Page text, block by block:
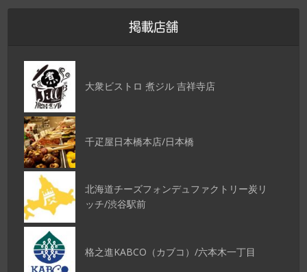
掲載店舗
大衆ビストロ 煮ジル 吉祥寺店
千疋屋日本橋本店/日本橋
北海道チーズフォンデュファクトリー炭リ
ッチ/渋谷駅前
格之進KABCO（カブコ）/六本木一丁目